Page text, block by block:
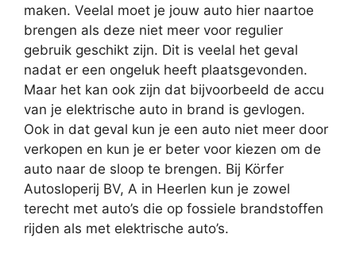
maken. Veelal moet je jouw auto hier naartoe
brengen als deze niet meer voor regulier
gebruik geschikt zijn. Dit is veelal het geval
nadat er een ongeluk heeft plaatsgevonden.
Maar het kan ook zijn dat bijvoorbeeld de accu
van je elektrische auto in brand is gevlogen.
Ook in dat geval kun je een auto niet meer door
verkopen en kun je er beter voor kiezen om de
auto naar de sloop te brengen. Bij Körfer
Autosloperij BV, A in Heerlen kun je zowel
terecht met auto’s die op fossiele brandstoffen
rijden als met elektrische auto’s.